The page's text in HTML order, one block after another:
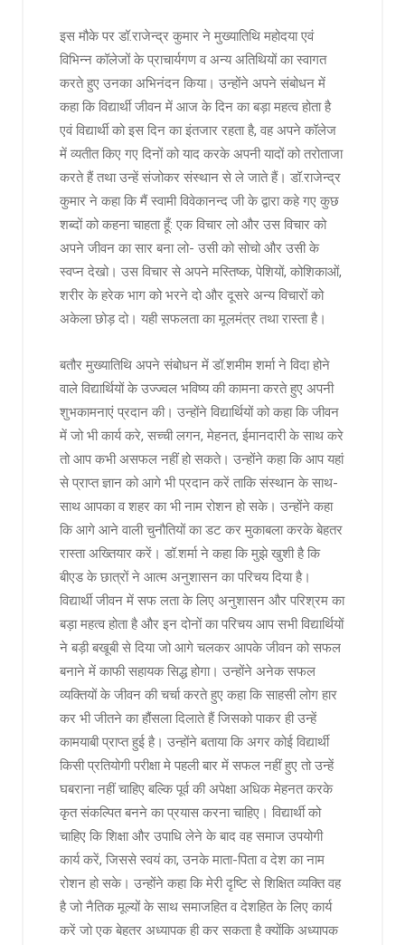
इस मौके पर डॉ.राजेन्द्र कुमार ने मुख्यातिथि महोदया एवं
विभिन्न कॉलेजों के प्राचार्यगण व अन्य अतिथियों का स्वागत
करते हुए उनका अभिनंदन किया। उन्होंने अपने संबोधन में
कहा कि विद्यार्थी जीवन में आज के दिन का बड़ा महत्व होता है
एवं विद्यार्थी को इस दिन का इंतजार रहता है, वह अपने कॉलेज
में व्यतीत किए गए दिनों को याद करके अपनी यादों को तरोताजा
करते हैं तथा उन्हें संजोकर संस्थान से ले जाते हैं। डॉ.राजेन्द्र
कुमार ने कहा कि मैं स्वामी विवेकानन्द जी के द्वारा कहे गए कुछ
शब्दों को कहना चाहता हूँ: एक विचार लो और उस विचार को
अपने जीवन का सार बना लो- उसी को सोचो और उसी के
स्वप्न देखो। उस विचार से अपने मस्तिष्क, पेशियों, कोशिकाओं,
शरीर के हरेक भाग को भरने दो और दूसरे अन्य विचारों को
अकेला छोड़ दो। यही सफलता का मूलमंत्र तथा रास्ता है।
बतौर मुख्यातिथि अपने संबोधन में डॉ.शमीम शर्मा ने विदा होने
वाले विद्यार्थियों के उज्ज्वल भविष्य की कामना करते हुए अपनी
शुभकामनाएं प्रदान की। उन्होंने विद्यार्थियों को कहा कि जीवन
में जो भी कार्य करे, सच्ची लगन, मेहनत, ईमानदारी के साथ करे
तो आप कभी असफल नहीं हो सकते। उन्होंने कहा कि आप यहां
से प्राप्त ज्ञान को आगे भी प्रदान करें ताकि संस्थान के साथ-
साथ आपका व शहर का भी नाम रोशन हो सके। उन्होंने कहा
कि आगे आने वाली चुनौतियों का डट कर मुकाबला करके बेहतर
रास्ता अख्तियार करें। डॉ.शर्मा ने कहा कि मुझे खुशी है कि
बीएड के छात्रों ने आत्म अनुशासन का परिचय दिया है।
विद्यार्थी जीवन में सफ लता के लिए अनुशासन और परिश्रम का
बड़ा महत्व होता है और इन दोनों का परिचय आप सभी विद्यार्थियों
ने बड़ी बखूबी से दिया जो आगे चलकर आपके जीवन को सफल
बनाने में काफी सहायक सिद्ध होगा। उन्होंने अनेक सफल
व्यक्तियों के जीवन की चर्चा करते हुए कहा कि साहसी लोग हार
कर भी जीतने का हौंसला दिलाते हैं जिसको पाकर ही उन्हें
कामयाबी प्राप्त हुई है। उन्होंने बताया कि अगर कोई विद्यार्थी
किसी प्रतियोगी परीक्षा मे पहली बार में सफल नहीं हुए तो उन्हें
घबराना नहीं चाहिए बल्कि पूर्व की अपेक्षा अधिक मेहनत करके
कृत संकल्पित बनने का प्रयास करना चाहिए। विद्यार्थी को
चाहिए कि शिक्षा और उपाधि लेने के बाद वह समाज उपयोगी
कार्य करें, जिससे स्वयं का, उनके माता-पिता व देश का नाम
रोशन हो सके। उन्होंने कहा कि मेरी दृष्टि से शिक्षित व्यक्ति वह
है जो नैतिक मूल्यों के साथ समाजहित व देशहित के लिए कार्य
करें जो एक बेहतर अध्यापक ही कर सकता है क्योंकि अध्यापक